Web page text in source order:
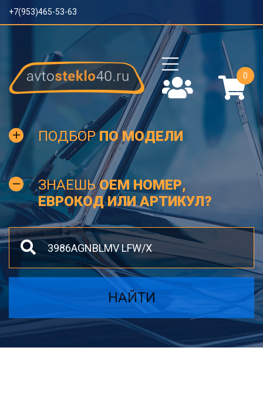
+7(953)465-53-63
0
ПОДБОРПО МОДЕЛИ
ЗНАЕШЬOEM НОМЕР,
ЕВРОКОД ИЛИ АРТИКУЛ?
НАЙТИ